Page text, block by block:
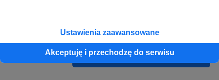
Ustawienia zaawansowane
Akceptuję i przechodzę do serwisu
Cofnij Zarejestruj się i przejdź dalej